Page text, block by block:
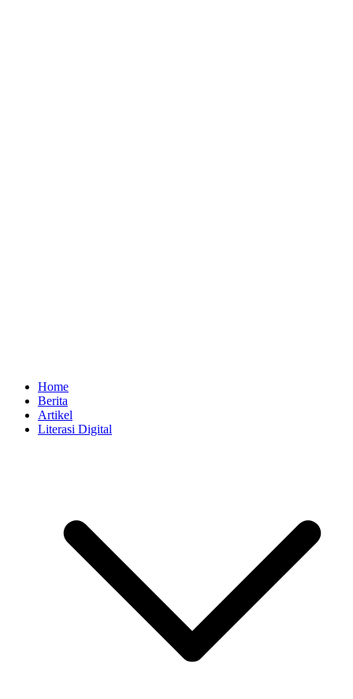
Home
Berita
Artikel
Literasi Digital